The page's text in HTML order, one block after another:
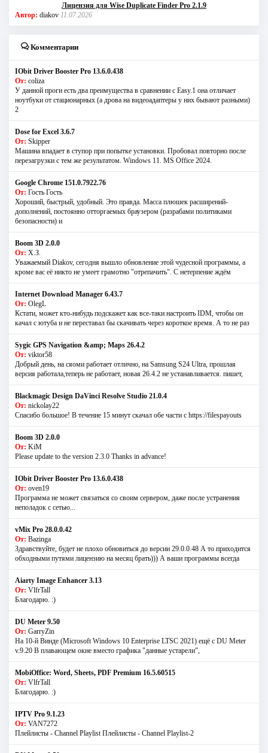
Лицензия для Wise Duplicate Finder Pro 2.1.9
Автор: diakov 11.07.2026
Комментарии
IObit Driver Booster Pro 13.6.0.438
От: coliza
У данной проги есть два преимущества в сравнении с Easy.1 она отличает
ноутбуки от стационарных (а дрова на видеоадаптеры у них бывают разными)
2
Dose for Excel 3.6.7
От: Skipper
Машина впадает в ступор при попытке установки. Пробовал повторно после
перезагрузки с тем же результатом. Windows 11. MS Offiсe 2024.
Google Chrome 151.0.7922.76
От: Гость Гость
Хороший, быстрый, удобный. Это правда. Масса плюшек расширений-
дополнений, постоянно отторгаемых браузером (разрабами политиками
безопасности) и
Boom 3D 2.0.0
От: Х.З.
Уважаемый Diakov, сегодня вышло обновление этой чудесной программы, а
кроме вас её никто не умеет грамотно "отрепачить". С нетерпение ждём
Internet Download Manager 6.43.7
От: OlegL
Кстати, может кто-нибудь подскажет как все-таки настроить IDM, чтобы он
качал с ютуба и не переставал бы скачивать через короткое время. А то не раз
Sygic GPS Navigation &amp; Maps 26.4.2
От: viktor58
Добрый день, на сяоми работает отлично, на Samsung S24 Ultra, прошлая
версия работала,теперь не работает, новая 26.4.2 не устанавливается. пишет,
Blackmagic Design DaVinci Resolve Studio 21.0.4
От: nickolay22
Спасибо большое! В течение 15 минут скачал обе части с https://filespayouts
Boom 3D 2.0.0
От: KiM
Please update to the version 2.3.0 Thanks in advance!
IObit Driver Booster Pro 13.6.0.438
От: oven19
Программа не может связаться со своим сервером, даже после устранения
неполадок с сетью...
vMix Pro 28.0.0.42
От: Bazinga
Здравствуйте, будет не плохо обновиться до версии 29.0.0.48 А то приходится
обходными путями лицензию на месяц брать))) А ваши программы всегда
Aiarty Image Enhancer 3.13
От: VlfrTall
Благодарю. :)
DU Meter 9.50
От: GarryZin
На 10-й Винде (Microsoft Windows 10 Enterprise LTSC 2021) ещё с DU Meter
v.9.20 В плавающем окне вместо графика "данные устарели",
MobiOffice: Word, Sheets, PDF Premium 16.5.60515
От: VlfrTall
Благодарю. :)
IPTV Pro 9.1.23
От: VAN7272
Плейлисты - Channel Playlist Плейлисты - Channel Playlist-2